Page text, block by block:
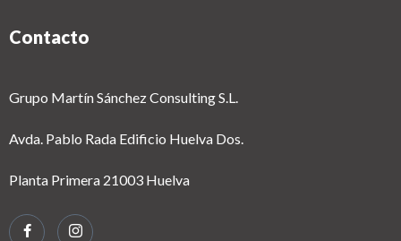
Contacto
Grupo Martín Sánchez Consulting S.L.
Avda. Pablo Rada Edificio Huelva Dos.
Planta Primera 21003 Huelva